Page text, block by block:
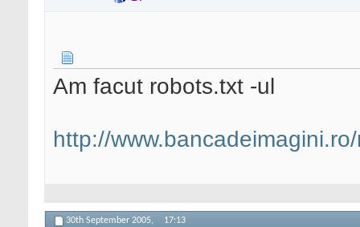
Am facut robots.txt -ul
http://
30th September 2005, 17:13